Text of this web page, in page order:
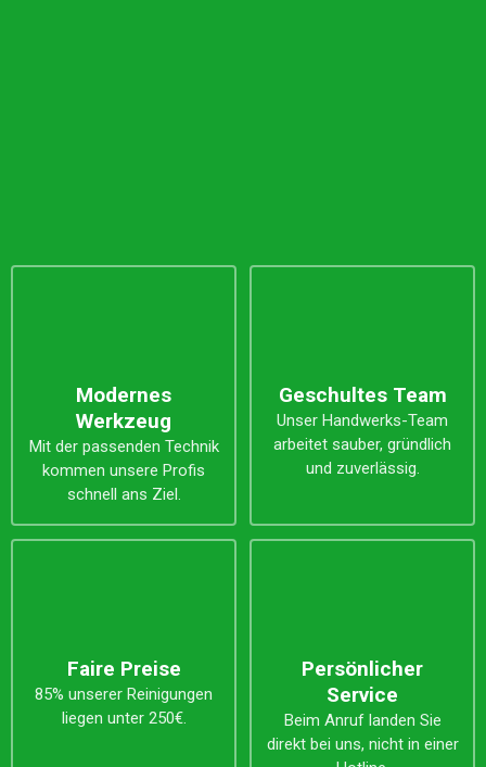
Modernes
Werkzeug
Mit der passenden Technik
kommen unsere Profis
schnell ans Ziel.
Geschultes Team
Unser Handwerks-Team
arbeitet sauber, gründlich
und zuverlässig.
Faire Preise
85% unserer Reinigungen
liegen unter 250€.
Persönlicher
Service
Beim Anruf landen Sie
direkt bei uns, nicht in einer